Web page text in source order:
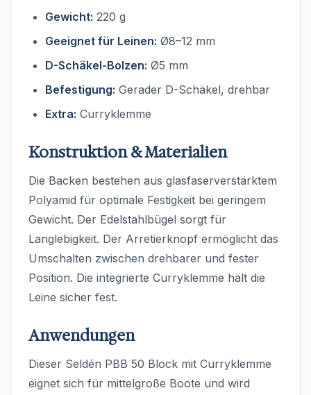
Gewicht: 220 g
Geeignet für Leinen: Ø8–12 mm
D-Schäkel-Bolzen: Ø5 mm
Befestigung: Gerader D-Schäkel, drehbar
Extra: Curryklemme
Konstruktion & Materialien
Die Backen bestehen aus glasfaserverstärktem
Polyamid für optimale Festigkeit bei geringem
Gewicht. Der Edelstahlbügel sorgt für
Langlebigkeit. Der Arretierknopf ermöglicht das
Umschalten zwischen drehbarer und fester
Position. Die integrierte Curryklemme hält die
Leine sicher fest.
Anwendungen
Dieser Seldén PBB 50 Block mit Curryklemme
eignet sich für mittelgroße Boote und wird